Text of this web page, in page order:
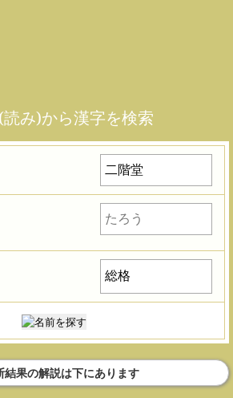
み)から漢字を検索
果の解説は下にあります